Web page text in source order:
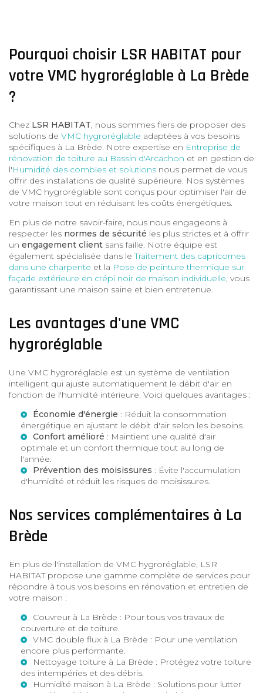
Pourquoi choisir LSR HABITAT pour
votre VMC hygroréglable à La Brède
?
Chez LSR HABITAT, nous sommes fiers de proposer des
solutions de VMC hygroréglable adaptées à vos besoins
spécifiques à La Brède. Notre expertise en Entreprise de
rénovation de toiture au Bassin d'Arcachon et en gestion de
l'Humidité des combles et solutions nous permet de vous
offrir des installations de qualité supérieure. Nos systèmes
de VMC hygroréglable sont conçus pour optimiser l'air de
votre maison tout en réduisant les coûts énergétiques.
En plus de notre savoir-faire, nous nous engageons à
respecter les normes de sécurité les plus strictes et à offrir
un engagement client sans faille. Notre équipe est
également spécialisée dans leTraitement des capricornes
dans une charpente et la Pose de peinture thermique sur
façade extérieure en crépi noir de maison individuelle, vous
garantissant une maison saine et bien entretenue.
Les avantages d'une VMC
hygroréglable
Une VMC hygroréglable est un système de ventilation
intelligent qui ajuste automatiquement le débit d'air en
fonction de l'humidité intérieure. Voici quelques avantages :
Économie d'énergie : Réduit la consommation
énergétique en ajustant le débit d'air selon les besoins.
Confort amélioré : Maintient une qualité d'air
optimale et un confort thermique tout au long de
l'année.
Prévention des moisissures : Évite l'accumulation
d'humidité et réduit les risques de moisissures.
Nos services complémentaires à La
Brède
En plus de l'installation de VMC hygroréglable, LSR
HABITAT propose une gamme complète de services pour
répondre à tous vos besoins en rénovation et entretien de
votre maison :
Couvreur à La Brède : Pour tous vos travaux de
couverture et de toiture.
VMC double flux à La Brède : Pour une ventilation
encore plus performante.
Nettoyage toiture à La Brède : Protégez votre toiture
des intempéries et des débris.
Humidité maison à La Brède : Solutions pour lutter